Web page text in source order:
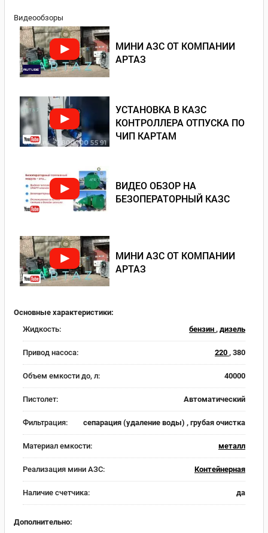
Видеообзоры
МИНИ АЗС ОТ КОМПАНИИ
АРТАЗ
УСТАНОВКА В КАЗС
КОНТРОЛЛЕРА ОТПУСКА ПО
ЧИП КАРТАМ
ВИДЕО ОБЗОР НА
БЕЗОПЕРАТОРНЫЙ КАЗС
МИНИ АЗС ОТ КОМПАНИИ
АРТАЗ
Основные характеристики:
Жидкость:
бензин , дизель
Привод насоса: 220 , 380
Объем емкости до, л: 40000
Пистолет: Автоматический
Фильтрация: сепарация (удаление воды) , грубая очистка
Материал емкости: металл
Реализация мини АЗС: Контейнерная
Наличие счетчика: да
Дополнительно: